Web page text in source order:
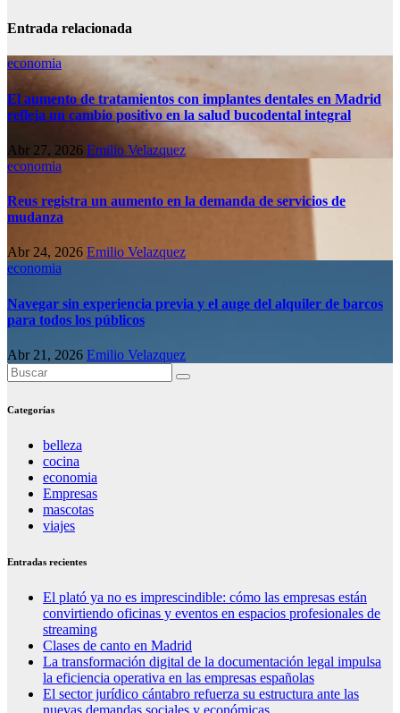
Entrada relacionada
economia
El aumento de tratamientos con implantes dentales en Madrid
refleja un cambio positivo en la salud bucodental integral
Abr 27, 2026 Emilio Velazquez
economia
Reus registra un aumento en la demanda de servicios de
mudanza
Abr 24, 2026 Emilio Velazquez
economia
Navegar sin experiencia previa y el auge del alquiler de barcos
para todos los públicos
Abr 21, 2026 Emilio Velazquez
Categorías
belleza
cocina
economia
Empresas
mascotas
viajes
Entradas recientes
El plató ya no es imprescindible: cómo las empresas están
convirtiendo oficinas y eventos en espacios profesionales de
streaming
Clases de canto en Madrid
La transformación digital de la documentación legal impulsa
la eficiencia operativa en las empresas españolas
El sector jurídico cántabro refuerza su estructura ante las
nuevas demandas sociales y económicas